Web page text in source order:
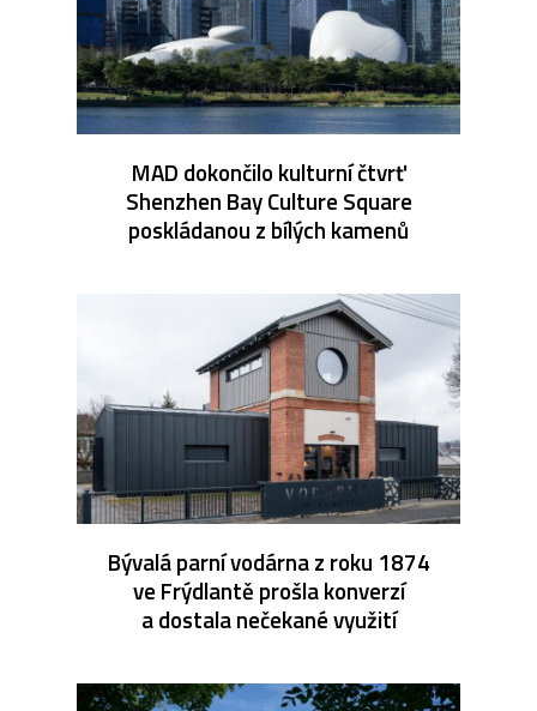
MAD dokončilo kulturní čtvrť
Shenzhen Bay Culture Square
poskládanou z bílých kamenů
Bývalá parní vodárna z roku 1874
ve Frýdlantě prošla konverzí
a dostala nečekané využití